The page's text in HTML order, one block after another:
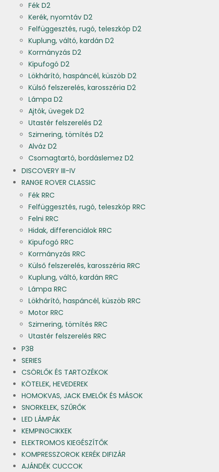
Fék D2
Kerék, nyomtáv D2
Felfüggesztés, rugó, teleszkóp D2
Kuplung, váltó, kardán D2
Kormányzás D2
Kipufogó D2
Lökhárító, haspáncél, küszöb D2
Külső felszerelés, karosszéria D2
Lámpa D2
Ajtók, üvegek D2
Utastér felszerelés D2
Szimering, tömítés D2
Alváz D2
Csomagtartó, bordáslemez D2
DISCOVERY III-IV
RANGE ROVER CLASSIC
Fék RRC
Felfüggesztés, rugó, teleszkóp RRC
Felni RRC
Hidak, differenciálok RRC
Kipufogó RRC
Kormányzás RRC
Külső felszerelés, karosszéria RRC
Kuplung, váltó, kardán RRC
Lámpa RRC
Lökhárító, haspáncél, küszöb RRC
Motor RRC
Szimering, tömítés RRC
Utastér felszerelés RRC
P38
SERIES
CSÖRLŐK ÉS TARTOZÉKOK
KÖTELEK, HEVEDEREK
HOMOKVAS, JACK EMELŐK ÉS MÁSOK
SNORKELEK, SZŰRŐK
LED LÁMPÁK
KEMPINGCIKKEK
ELEKTROMOS KIEGÉSZÍTŐK
KOMPRESSZOROK KERÉK DIFIZÁR
AJÁNDÉK CUCCOK